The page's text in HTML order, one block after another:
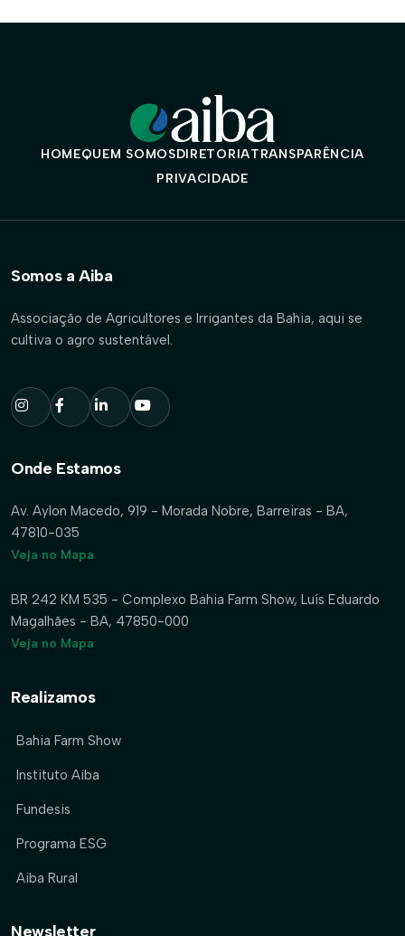
HOMEQUEM SOMOSDIRETORIATRANSPARÊNCIA
PRIVACIDADE
Somos a Aiba
Associação de Agricultores e Irrigantes da Bahia, aqui se
cultiva o agro sustentável.
Onde Estamos
Av. Aylon Macedo, 919 - Morada Nobre, Barreiras - BA,
47810-035
Veja no Mapa
BR 242 KM 535 - Complexo Bahia Farm Show, Luís Eduardo
Magalhães - BA, 47850-000
Veja no Mapa
Realizamos
Bahia Farm Show
Instituto Aiba
Fundesis
Programa ESG
Aiba Rural
Newsletter